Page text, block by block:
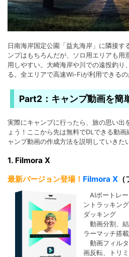
日南海岸国定公園「益丸海岸」に隣接す
ンプはもちろんだが、ソロ用エリアも用
用しやすい。大崎海岸や川での遠投釣り
る。全エリアで高速Wi-Fiが利用できるの
Part2：キャンプ動画を簡
実際にキャンプに行ったら、旅の思い出
ょう！ここから先は無料でDLできる動画
ャンプ動画の作成方法を説明していきた
1. Filmora X
最新バージョン登場！ Filmora X
AIポートレー
ントラッキン
ダッキング
動画分割、結
ラーマッチ搭載
動画フィルタ
画反転、トリ